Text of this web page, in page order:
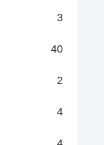
3
40
2
4